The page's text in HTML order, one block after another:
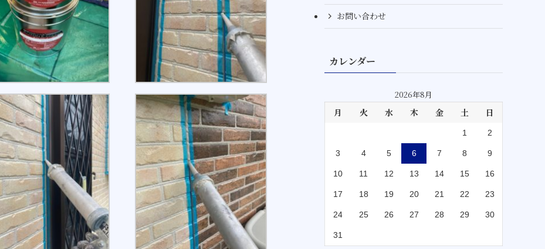
お問い合わせ
カレンダー
2026年8月
月 火 水 木 金 土 日
1 2
3 4 5 6 7 8 9
10 11 12 13 14 15 16
17 18 19 20 21 22 23
24 25 26 27 28 29 30
31